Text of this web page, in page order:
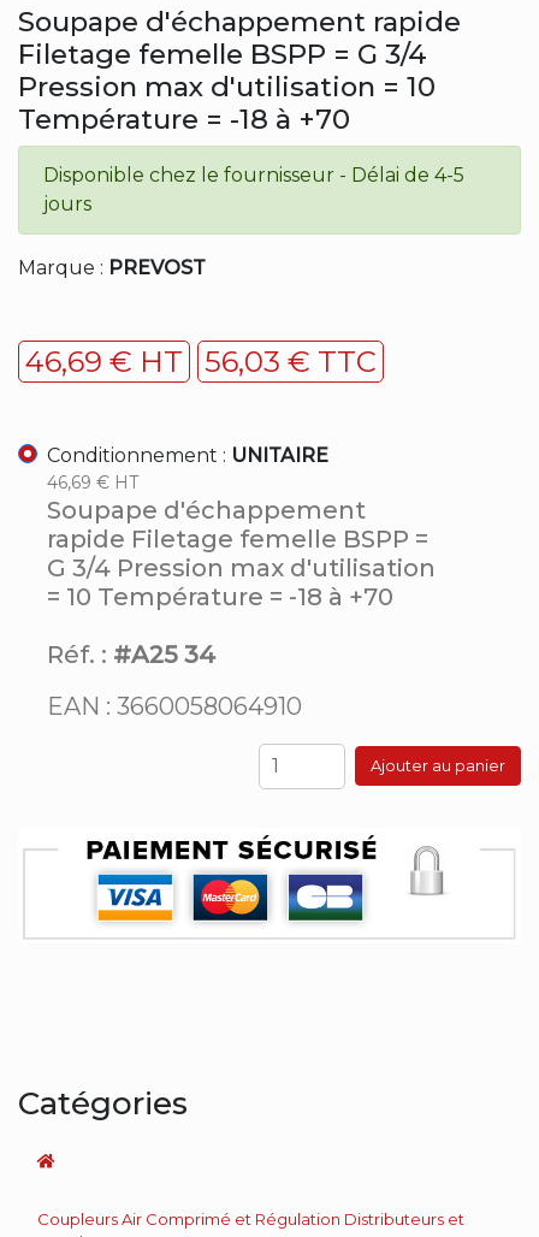
Soupape d'échappement rapide
Filetage femelle BSPP = G 3/4
Pression max d'utilisation = 10
Température = -18 à +70
Disponible chez le fournisseur - Délai de 4-5
jours
Marque : PREVOST
46,69 € HT 56,03 € TTC
Conditionnement : UNITAIRE
46,69 € HT
Soupape d'échappement
rapide Filetage femelle BSPP =
G 3/4 Pression max d'utilisation
= 10 Température = -18 à +70
Réf. : #A25 34
EAN : 3660058064910
Ajouter au panier
Catégories
Coupleurs Air Comprimé et Régulation Distributeurs et